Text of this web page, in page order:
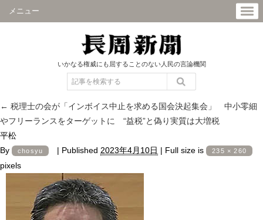
メニュー
いかなる権威にも屈することのない人民の言論機関
← 税理士の会が「インボイス中止を求める国会決起集会」 中小零細
やフリーランスをターゲットに “益税”と偽り実質は大増税
平松
By
chosyu | Published 2023年4月10日 | Full size is 235 × 260
pixels